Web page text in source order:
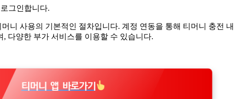
그인합니다.
니 사용의 기본적인 절차입니다. 계정 연동을 통해 티머니 충전 내
다양한 부가 서비스를 이용할 수 있습니다.
티머니 앱 바로가기